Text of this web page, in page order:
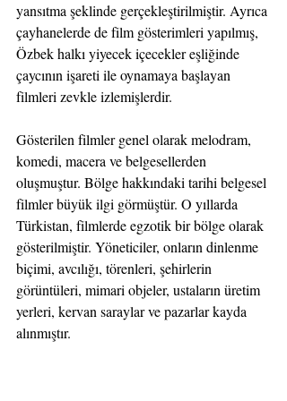
yansıtma şeklinde gerçekleştirilmiştir. Ayrıca
çayhanelerde de film gösterimleri yapılmış,
Özbek halkı yiyecek içecekler eşliğinde
çaycının işareti ile oynamaya başlayan
filmleri zevkle izlemişlerdir.
Gösterilen filmler genel olarak melodram,
komedi, macera ve belgesellerden
oluşmuştur. Bölge hakkındaki tarihi belgesel
filmler büyük ilgi görmüştür. O yıllarda
Türkistan, filmlerde egzotik bir bölge olarak
gösterilmiştir. Yöneticiler, onların dinlenme
biçimi, avcılığı, törenleri, şehirlerin
görüntüleri, mimari objeler, ustaların üretim
yerleri, kervan saraylar ve pazarlar kayda
alınmıştır.